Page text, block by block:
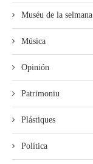
Muséu de la selmana
Música
Opinión
Patrimoniu
Plástiques
Política